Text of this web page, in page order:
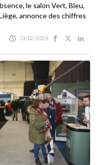
le salon Vert, Bleu,
annonce des chiffres
13/02/2026